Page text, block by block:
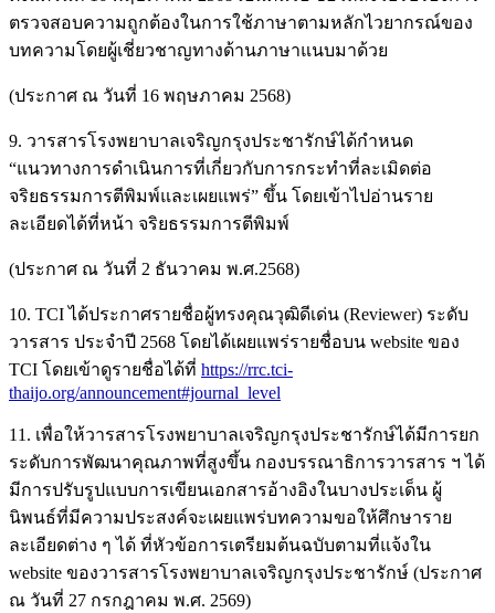
ตรวจสอบความถูกต้องในการใช้ภาษาตามหลักไวยากรณ์ของ
บทความโดยผู้เชี่ยวชาญทางด้านภาษาแนบมาด้วย
(ประกาศ ณ วันที่ 16 พฤษภาคม 2568)
9. วารสารโรงพยาบาลเจริญกรุงประชารักษ์ได้กำหนด
“แนวทางการดำเนินการที่เกี่ยวกับการกระทำที่ละเมิดต่อ
จริยธรรมการตีพิมพ์และเผยแพร่” ขึ้น โดยเข้าไปอ่านราย
ละเอียดได้ที่หน้า จริยธรรมการตีพิมพ์
(ประกาศ ณ วันที่ 2 ธันวาคม พ.ศ.2568)
10. TCI ได้ประกาศรายชื่อผู้ทรงคุณวุฒิดีเด่น (Reviewer) ระดับ
วารสาร ประจำปี 2568 โดยได้เผยแพร่รายชื่อบน website ของ
TCI โดยเข้าดูรายชื่อได้ที่ https://rrc.tci-
thaijo.org/announcement#journal_level
11. เพื่อให้วารสารโรงพยาบาลเจริญกรุงประชารักษ์ได้มีการยก
ระดับการพัฒนาคุณภาพที่สูงขึ้น กองบรรณาธิการวารสาร ฯ ได้
มีการปรับรูปแบบการเขียนเอกสารอ้างอิงในบางประเด็น ผู้
นิพนธ์ที่มีความประสงค์จะเผยแพร่บทความขอให้ศึกษาราย
ละเอียดต่าง ๆ ได้ ที่หัวข้อการเตรียมต้นฉบับตามที่แจ้งใน
website ของวารสารโรงพยาบาลเจริญกรุงประชารักษ์ (ประกาศ
ณ วันที่ 27 กรกฎาคม พ.ศ. 2569)